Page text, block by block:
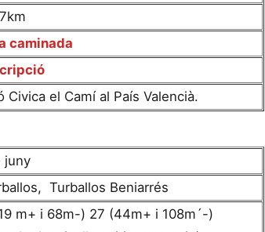
caminada
Civica el Camí al País Valencià.
juny
Turballos Beniarrés
m+ i 68m-) 27 (44m+ i 108m´-)